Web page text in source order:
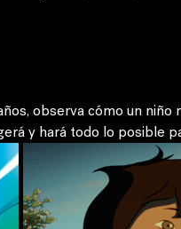
observa cómo un
y hará todo lo posible